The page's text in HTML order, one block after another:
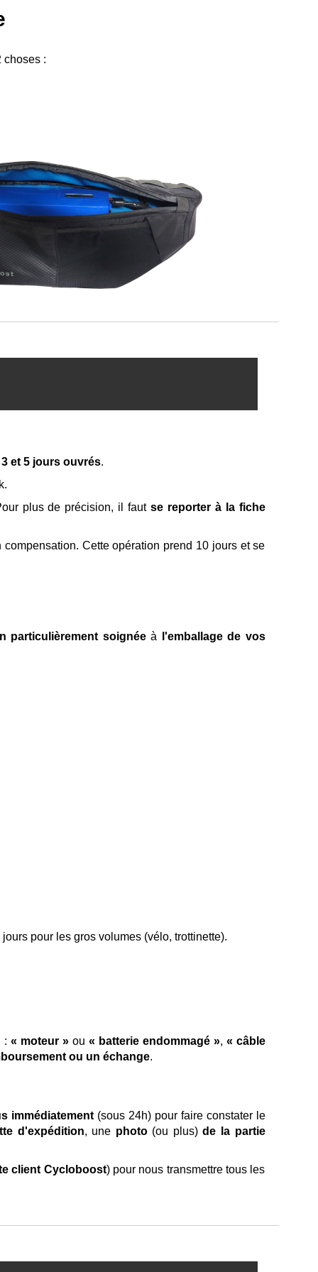
choses :
3 et 5 jours ouvrés.
plus de précision, il faut se reporter à la fiche
Cette opération prend 10 jours et se
particulièrement soignéeà l'emballage de vos
pour les gros volumes (vélo, trottinette).
: « moteur »ou « batterie endommagé », « câble
ou un échange.
immédiatement (sous 24h) pour faire constater le
d'expédition, une photo(ou plus)de la partie
client Cycloboost) pour nous transmettre tous les